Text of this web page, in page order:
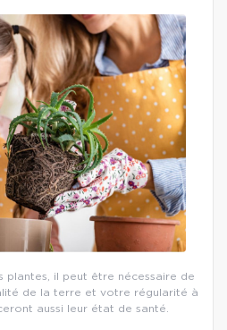
plantes, il peut être nécessaire de
de la terre et votre régularité à
aussi leur état de santé.